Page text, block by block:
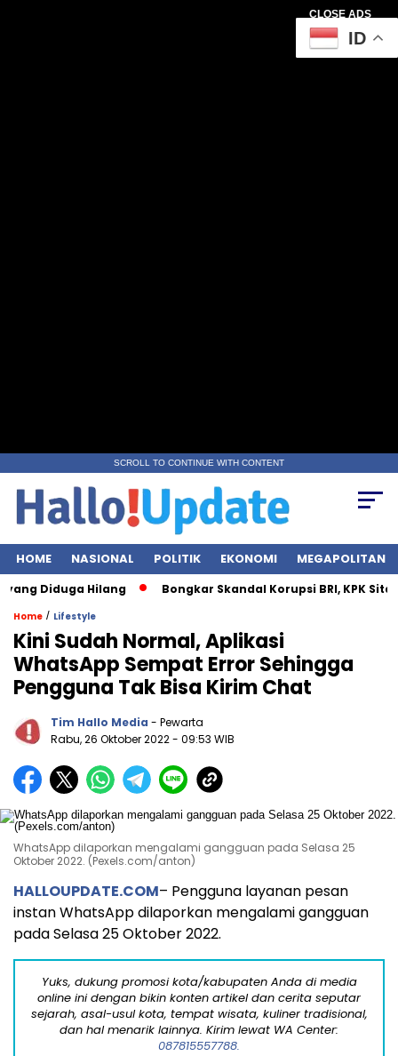
CLOSE ADS
SCROLL TO CONTINUE WITH CONTENT
HOME NASIONAL POLITIK EKONOMI MEGAPOLITAN
Hilang Bongkar Skandal Korupsi BRI, KPK Sita Rp28
Home / Lifestyle
Kini Sudah Normal, Aplikasi
WhatsApp Sempat Error Sehingga
Pengguna Tak Bisa Kirim Chat
Tim Hallo Media - Pewarta
Rabu, 26 Oktober 2022- 09:53 WIB
WhatsApp dilaporkan mengalami gangguan pada Selasa 25
Oktober 2022. (Pexels.com/anton)
HALLOUPDATE.COM– Pengguna layanan pesan
instan WhatsApp dilaporkan mengalami gangguan
pada Selasa 25 Oktober 2022.
Yuks, dukung promosi kota/kabupaten Anda di media
online ini dengan bikin konten artikel dan cerita seputar
sejarah, asal-usul kota, tempat wisata, kuliner tradisional,
dan hal menarik lainnya. Kirim lewat WA Center:
087815557788.
ID